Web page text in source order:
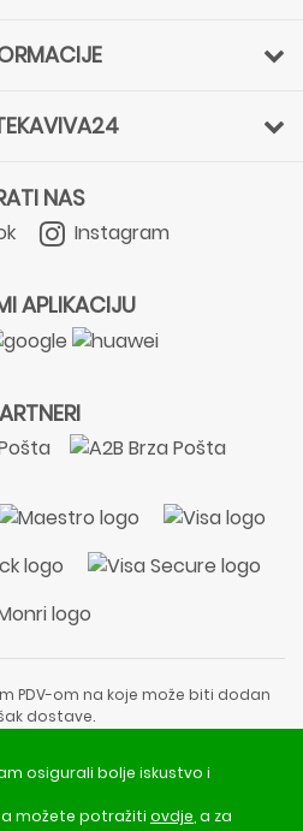
NAS
Instagram
APLIKACIJU
PDV-om na koje može biti dodan
dostave.
ili savjet farmaceuta.
rizicima i nuspojavama
liječniku ili farmaceutu.
osigurali bolje iskustvo i
možete potražiti ovdje , a za